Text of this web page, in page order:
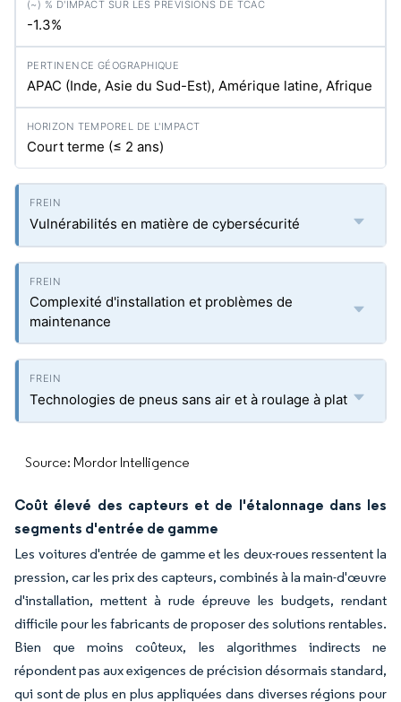
-1.3%
APAC (Inde, Asie du Sud-Est), Amérique latine, Afrique
Court terme (≤ 2 ans)
Vulnérabilités en matière de cybersécurité
Complexité d'installation et problèmes de
maintenance
Technologies de pneus sans air et à roulage à plat
Source: Mordor Intelligence
Coût élevé des capteurs et de l'étalonnage dans les
segments d'entrée de gamme
Les voitures d'entrée de gamme et les deux-roues ressentent la
pression, car les prix des capteurs, combinés à la main-d'œuvre
d'installation, mettent à rude épreuve les budgets, rendant
difficile pour les fabricants de proposer des solutions rentables.
Bien que moins coûteux, les algorithmes indirects ne
répondent pas aux exigences de précision désormais standard,
qui sont de plus en plus appliquées dans diverses régions pour